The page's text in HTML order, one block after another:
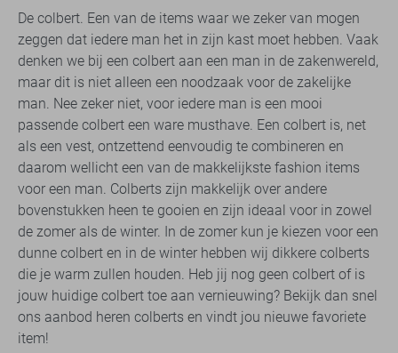
De colbert. Een van de items waar we zeker van mogen
zeggen dat iedere man het in zijn kast moet hebben. Vaak
denken we bij een colbert aan een man in de zakenwereld,
maar dit is niet alleen een noodzaak voor de zakelijke
man. Nee zeker niet, voor iedere man is een mooi
passende colbert een ware musthave. Een colbert is, net
als een vest, ontzettend eenvoudig te combineren en
daarom wellicht een van de makkelijkste fashion items
voor een man. Colberts zijn makkelijk over andere
bovenstukken heen te gooien en zijn ideaal voor in zowel
de zomer als de winter. In de zomer kun je kiezen voor een
dunne colbert en in de winter hebben wij dikkere colberts
die je warm zullen houden. Heb jij nog geen colbert of is
jouw huidige colbert toe aan vernieuwing? Bekijk dan snel
ons aanbod heren colberts en vindt jou nieuwe favoriete
item!